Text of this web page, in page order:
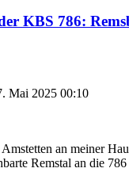
KBS 786:
Mai 2025 00:10
an meiner
Remstal an die